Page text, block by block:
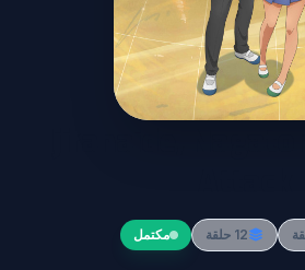
Ijiranaide,
12 حلقة مكتمل